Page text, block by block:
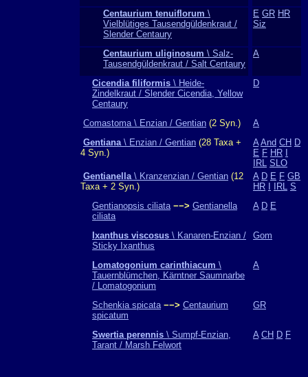
Centaurium tenuiflorum \
Vielblütiges Tausendgüldenkraut /
Slender Centaury
E GR HR
Siz
Centaurium uliginosum \ Salz-
Tausendgüldenkraut / Salt Centaury
A
Cicendia filiformis \ Heide-
Zindelkraut / Slender Cicendia, Yellow
Centaury
D
Comastoma \ Enzian / Gentian (2 Syn.)
A
Gentiana\ Enzian / Gentian (28 Taxa +
4 Syn.)
A And CH D
E F HR
IRL SLO
Gentianella\ Kranzenzian / Gentian (12
Taxa + 2 Syn.)
A D E F GB
HR
IRL S
Gentianopsis ciliata −−> Gentianella
ciliata
A D E
Ixanthus viscosus \ Kanaren-Enzian /
Sticky Ixanthus
Gom
Lomatogonium carinthiacum \
Tauernblümchen, Kärntner Saumnarbe
/ Lomatogonium
A
Schenkia spicata −−> Centaurium
spicatum
GR
Swertia perennis \ Sumpf-Enzian,
Tarant / Marsh Felwort
A CH D F